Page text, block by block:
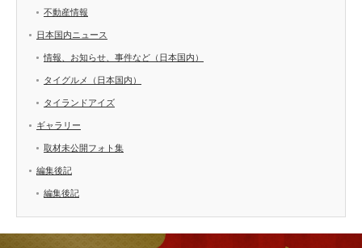
不動産情報
日本国内ニュース
情報、お知らせ、事件など（日本国内）
タイグルメ（日本国内）
タイランドアイズ
ギャラリー
取材未公開フォト集
編集後記
編集後記